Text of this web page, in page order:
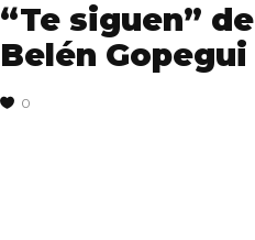
“Te siguen” de
Belén Gopegui
0